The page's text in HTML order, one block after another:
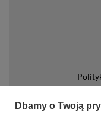
Dbamy o Twoją